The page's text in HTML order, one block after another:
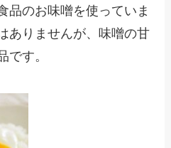
品のお味噌を使っていま
ありませんが、味噌の甘
です。